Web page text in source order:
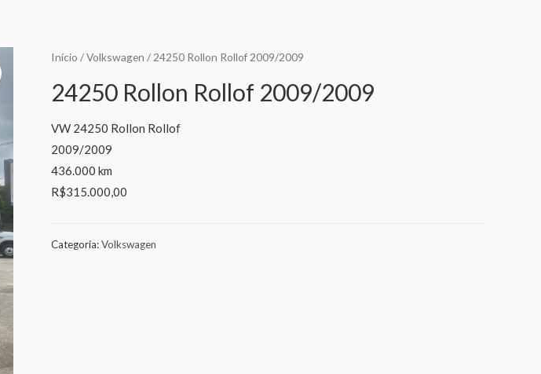
Início /Volkswagen / 24250 Rollon Rollof 2009/2009
24250 Rollon Rollof 2009/2009
VW 24250 Rollon Rollof
2009/2009
436.000 km
R$315.000,00
Categoria:Volkswagen